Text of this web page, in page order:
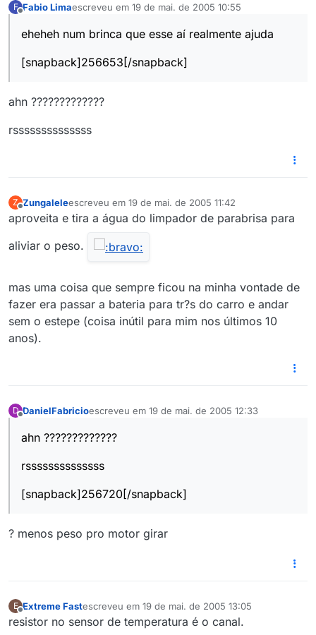
F Fabio Limaescreveu em 19 de mai. de 2005 10:55
última edição por
eheheh num brinca que esse aí realmente ajuda
[snapback]256653[/snapback]
ahn ?????????????
rssssssssssssss
Z
Offline
Zungaleleescreveu em 19 de mai. de 2005 11:42
última edição por
aproveita e tira a água do limpador de parabrisa para
aliviar o peso.
mas uma coisa que sempre ficou na minha vontade de
fazer era passar a bateria para tr?s do carro e andar
sem o estepe (coisa inútil para mim nos últimos 10
anos).
D DanielFabricioescreveu em 19 de mai. de 2005 12:33
última edição por
ahn ?????????????
rssssssssssssss
[snapback]256720[/snapback]
? menos peso pro motor girar
E
Offline
Extreme Fastescreveu em 19 de mai. de 2005 13:05
última edição por
resistor no sensor de temperatura é o canal.